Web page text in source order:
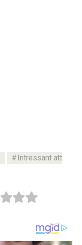
Intressant att